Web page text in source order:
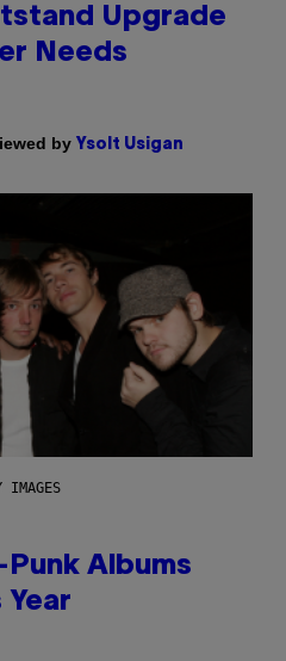
Upgrade
Needs
by Ysolt Usigan
IMAGES
Albums
Year